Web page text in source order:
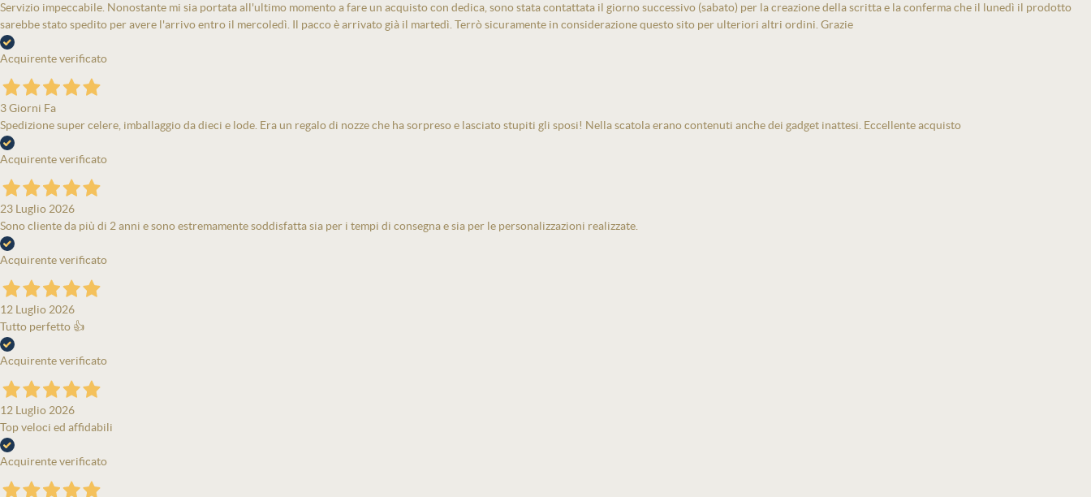
Servizio impeccabile. Nonostante mi sia portata all'ultimo momento a fare un acquisto con dedica, sono stata contattata il giorno successivo (sabato) per la creazione della scritta e la conferma che il lunedì il prodotto
sarebbe stato spedito per avere l'arrivo entro il mercoledì. Il pacco è arrivato già il martedì. Terrò sicuramente in considerazione questo sito per ulteriori altri ordini. Grazie
Acquirente verificato
3 Giorni Fa
Spedizione super celere, imballaggio da dieci e lode. Era un regalo di nozze che ha sorpreso e lasciato stupiti gli sposi! Nella scatola erano contenuti anche dei gadget inattesi. Eccellente acquisto
Acquirente verificato
23 Luglio 2026
Sono cliente da più di 2 anni e sono estremamente soddisfatta sia per i tempi di consegna e sia per le personalizzazioni realizzate.
Acquirente verificato
12 Luglio 2026
Tutto perfetto 👍
Acquirente verificato
12 Luglio 2026
Top veloci ed affidabili
Acquirente verificato